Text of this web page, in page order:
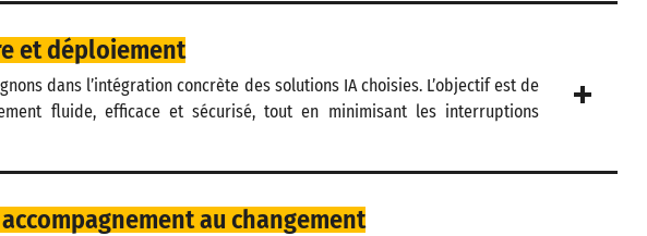
et déploiement
dans l’intégration concrète des solutions IA choisies. L’objectif est de
fluide, efficace et sécurisé, tout en minimisant les interruptions
au changement